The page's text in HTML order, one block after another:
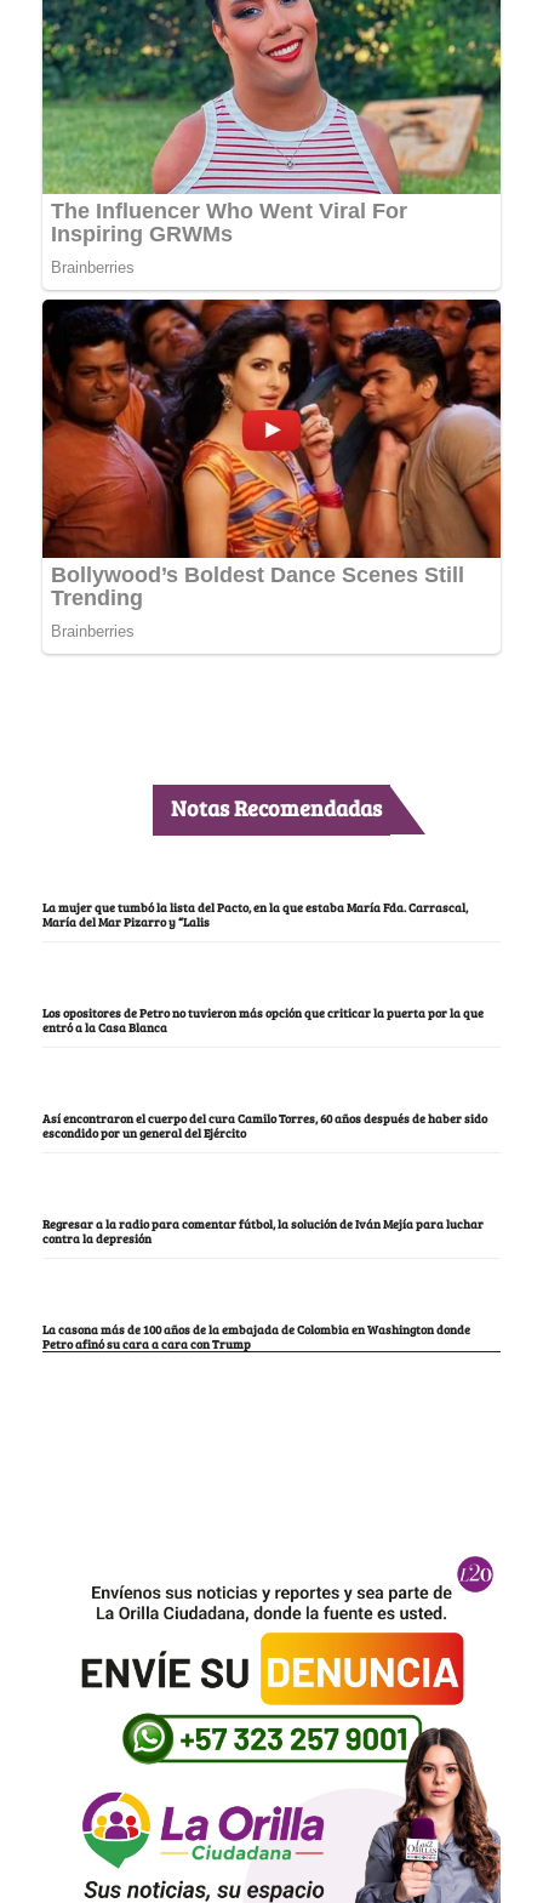
Notas Recomendadas
La mujer que tumbó la lista del Pacto, en la que estaba María Fda. Carrascal,
María del Mar Pizarro y “Lalis
Los opositores de Petro no tuvieron más opción que criticar la puerta por la que
entró a la Casa Blanca
Así encontraron el cuerpo del cura Camilo Torres, 60 años después de haber sido
escondido por un general del Ejército
Regresar a la radio para comentar fútbol, la solución de Iván Mejía para luchar
contra la depresión
La casona más de 100 años de la embajada de Colombia en Washington donde
Petro afinó su cara a cara con Trump